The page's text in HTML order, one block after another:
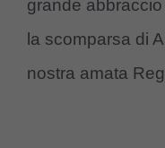
grande
la scomparsa di
nostra amata